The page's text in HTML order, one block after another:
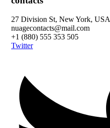
27 Division St, New York, USA
nuagecontacts@mail.com
+1 (880) 555 353 505
Twitter